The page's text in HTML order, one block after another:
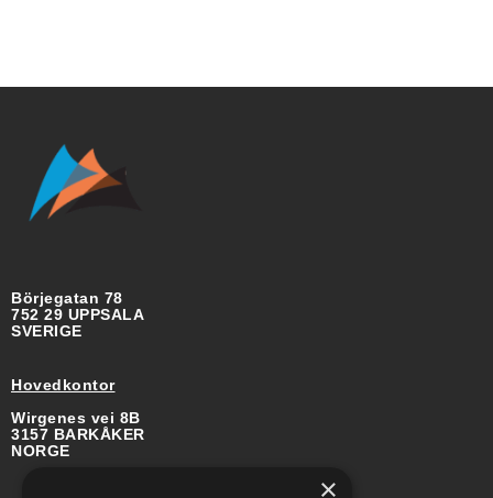
Börjegatan 78
752 29 UPPSALA
SVERIGE
Hovedkontor
Wirgenes vei 8B
3157 BARKÅKER
NORGE
×